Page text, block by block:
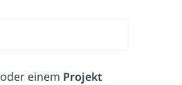
oder einem Projekt